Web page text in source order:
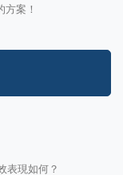
案！
表現如何？